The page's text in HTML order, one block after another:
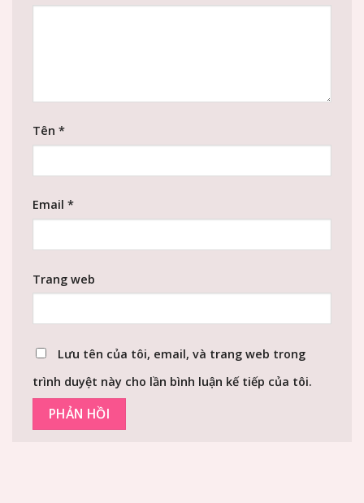
Tên *
Email *
Trang web
Lưu tên của tôi, email, và trang web trong
trình duyệt này cho lần bình luận kế tiếp của tôi.